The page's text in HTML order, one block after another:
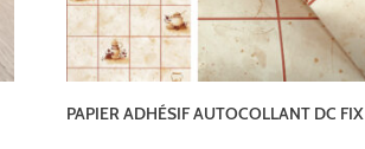
PAPIER ADHÉSIF AUTOCOLLANT DC FIX